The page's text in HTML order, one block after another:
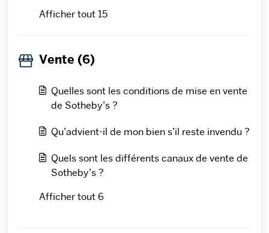
Afficher tout 15
Vente (6)
Quelles sont les conditions de mise en vente
de Sotheby’s ?
Qu’advient-il de mon bien s’il reste invendu ?
Quels sont les différents canaux de vente de
Sotheby’s ?
Afficher tout 6